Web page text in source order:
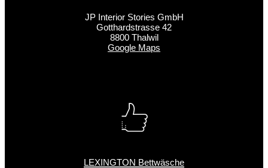
JP Interior Stories GmbH
Gotthardstrasse 42
8800 Thalwil
Google Maps
LEXINGTON Bettwäsche